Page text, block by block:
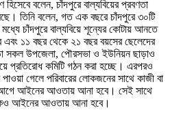
বলেন, চাঁদপুরে বাল্যবিয়ের প্রবণতা
তিনি বলেন, গত এক বছরে চাঁদপুরে ৩০টি
চাঁদপুরে বাল্যবিয়ে শূন্যের কোটায় আনতে
এবং ১১ বছর থেকে ২১ বছর বয়সের ছেলেদের
সকল উপজেলা, পৌরসভা ও ইউনিয়ন ছাড়াও
প্রতিরোধ কমিটি গঠন করা হচ্ছে। এরপরও
গেলে পরিবারের লোকজনের সাথে কাজী বা
আগে আইনের আওতায় আনা হবে। সেই সাথে
আইনের আওতায় আনা হবে।